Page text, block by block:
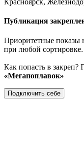
Красноярск,
Публикация
Приоритетные показы
при любой сортировке.
Как попасть в
«Мегапоплавок»
Подключить себе